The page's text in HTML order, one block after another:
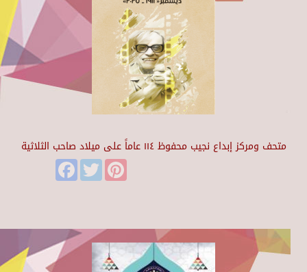
متحف ومركز إبداع نجيب محفوظ ١١٤ عاماً على ميلاد صاحب الثلاثية
FacebookTwitter